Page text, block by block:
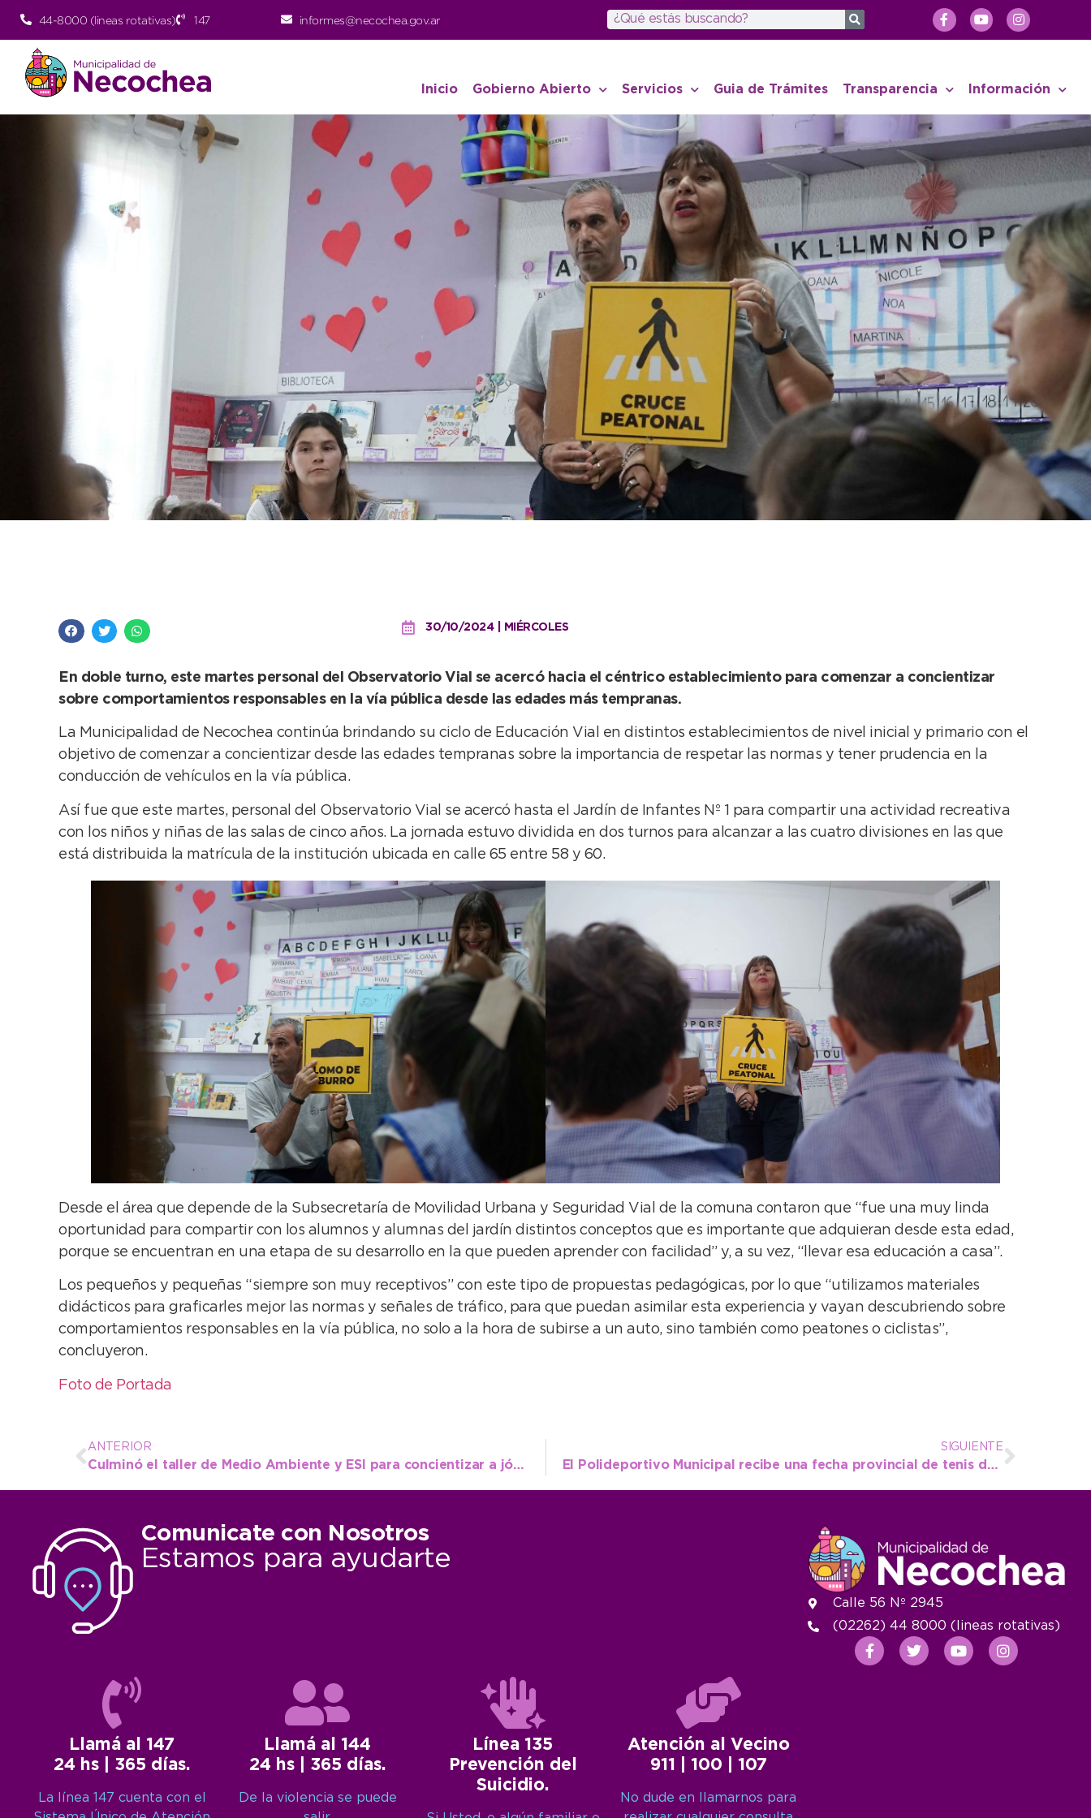
44-8000 (lineas rotativas) 147 informes@necochea.gov.ar
Inicio Gobierno Abierto Servicios Guia de Trámites Transparencia Información
30/10/2024 | MIÉRCOLES
En doble turno, este martes personal del Observatorio Vial se acercó hacia el céntrico establecimiento para comenzar a concientizar
sobre comportamientos responsables en la vía pública desde las edades más tempranas.
La Municipalidad de Necochea continúa brindando su ciclo de Educación Vial en distintos establecimientos de nivel inicial y primario con el
objetivo de comenzar a concientizar desde las edades tempranas sobre la importancia de respetar las normas y tener prudencia en la
conducción de vehículos en la vía pública.
Así fue que este martes, personal del Observatorio Vial se acercó hasta el Jardín de Infantes Nº 1 para compartir una actividad recreativa
con los niños y niñas de las salas de cinco años. La jornada estuvo dividida en dos turnos para alcanzar a las cuatro divisiones en las que
está distribuida la matrícula de la institución ubicada en calle 65 entre 58 y 60.
Desde el área que depende de la Subsecretaría de Movilidad Urbana y Seguridad Vial de la comuna contaron que “fue una muy linda
oportunidad para compartir con los alumnos y alumnas del jardín distintos conceptos que es importante que adquieran desde esta edad,
porque se encuentran en una etapa de su desarrollo en la que pueden aprender con facilidad” y, a su vez, “llevar esa educación a casa”.
Los pequeños y pequeñas “siempre son muy receptivos” con este tipo de propuestas pedagógicas, por lo que “utilizamos materiales
didácticos para graficarles mejor las normas y señales de tráfico, para que puedan asimilar esta experiencia y vayan descubriendo sobre
comportamientos responsables en la vía pública, no solo a la hora de subirse a un auto, sino también como peatones o ciclistas”,
concluyeron.
Foto de Portada
ANTERIOR
Culminó el taller de Medio Ambiente y ESI para concientizar a jóvenes en el cuidado de playas y salud integral
SIGUIENTE
El Polideportivo Municipal recibe una fecha provincial de tenis de mesa
Comunicate con Nosotros
Estamos para ayudarte
Llamá al 147
24 hs | 365 días.
La línea 147 cuenta con el
Llamá al 144
24 hs | 365 días.
De la violencia se puede
Línea 135
Prevención del
Suicidio.
Atención al Vecino
911 | 100 | 107
No dude en llamarnos para
Calle 56 Nº 2945
(02262) 44 8000 (lineas rotativas)